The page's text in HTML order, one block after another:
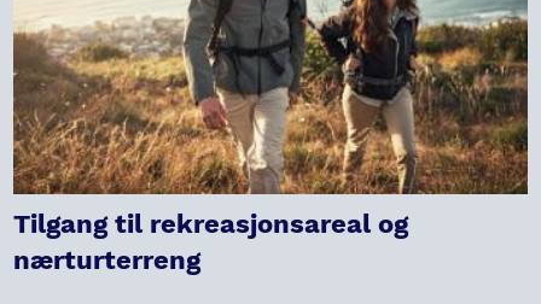
Tilgang til rekreasjonsareal og
nærturterreng